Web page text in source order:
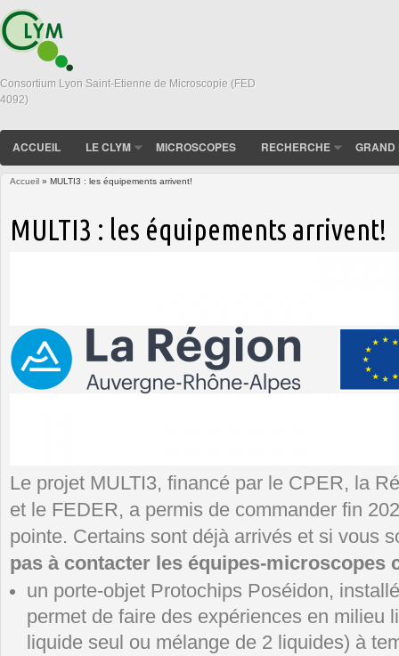
Consortium Lyon Saint-Etienne de Microscopie (FED
4092)
ACCUEIL LE CLYM MICROSCOPES RECHERCHE GRAND
Accueil » MULTI3 : les équipements arrivent!
MULTI3 : les équipements arrivent!
Le projet MULTI3, financé par le CPER, la
et le FEDER, a permis de commander fin
pointe. Certains sont déjà arrivés et si vous
pas à contacter les équipes-microscopes
un porte-objet Protochips Poséidon,
permet de faire des expériences en milieu
liquide seul ou mélange de 2 liquides) à